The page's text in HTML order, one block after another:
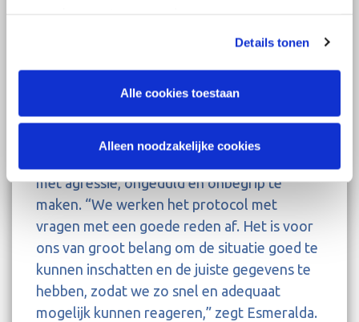
Details tonen
Alle cookies toestaan
Alleen noodzakelijke cookies
maken gehad, waardoor we elkaar een
Hoewel de meeste meldingen ondanks de
paniek en angst nog wel beleefd van toon
met agressie, ongeduld en onbegrip te
maken. “We werken het protocol met
vragen met een goede reden af. Het is voor
ons van groot belang om de situatie goed te
kunnen inschatten en de juiste gegevens te
hebben, zodat we zo snel en adequaat
mogelijk kunnen reageren,” zegt Esmeralda.